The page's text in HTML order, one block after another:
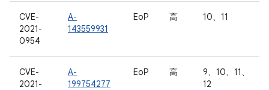
CVE-
2021-
0954
A-
143559931
EoP 高 10、11
CVE-
2021-
A-
199754277
EoP 高
9、10、11、
12